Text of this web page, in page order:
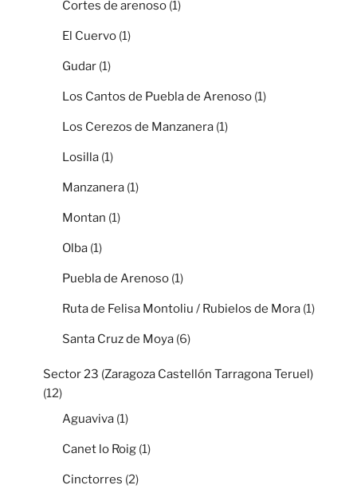
Cortes de arenoso (1)
El Cuervo (1)
Gudar (1)
Los Cantos de Puebla de Arenoso (1)
Los Cerezos de Manzanera (1)
Losilla (1)
Manzanera (1)
Montan (1)
Olba (1)
Puebla de Arenoso (1)
Ruta de Felisa Montoliu / Rubielos de Mora (1)
Santa Cruz de Moya (6)
Sector 23 (Zaragoza Castellón Tarragona Teruel)
(12)
Aguaviva (1)
Canet lo Roig (1)
Cinctorres (2)